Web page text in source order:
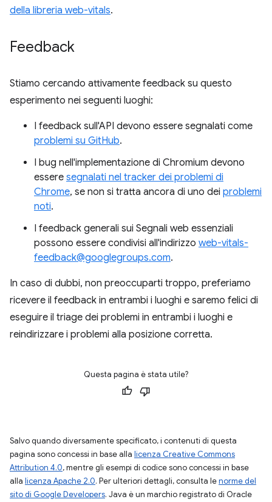
della libreria web-vitals.
Feedback
Stiamo cercando attivamente feedback su questo
esperimento nei seguenti luoghi:
I feedback sull'API devono essere segnalati come
problemi su GitHub.
I bug nell'implementazione di Chromium devono
essere segnalati nel tracker dei problemi di
Chrome, se non si tratta ancora di uno dei problemi
noti.
I feedback generali sui Segnali web essenziali
possono essere condivisi all'indirizzo web-vitals-
feedback@googlegroups.com.
In caso di dubbi, non preoccuparti troppo, preferiamo
ricevere il feedback in entrambi i luoghi e saremo felici di
eseguire il triage dei problemi in entrambi i luoghi e
reindirizzare i problemi alla posizione corretta.
Questa pagina è stata utile?
Salvo quando diversamente specificato, i contenuti di questa
pagina sono concessi in base alla licenza Creative Commons
Attribution 4.0, mentre gli esempi di codice sono concessi in base
alla licenza Apache 2.0. Per ulteriori dettagli, consulta lenorme del
sito di Google Developers. Java è un marchio registrato di Oracle